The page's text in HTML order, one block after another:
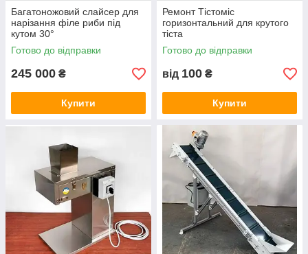
Багатоножовий слайсер для
нарізання філе риби під
кутом 30°
Готово до відправки
245 000 ₴
Купити
Ремонт Тістоміс
горизонтальний для крутого
тіста
Готово до відправки
від 100 ₴
Купити